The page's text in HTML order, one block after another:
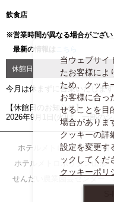
飲食店
※営業時間が異なる場合がござい
最新の情報は
休館日
今月は休まずに営業いたしま
【休館日のお知らせ】
2026年9月1日(火)は、一部の
ホテルメトロポリタン仙台
ホテルメトロポリタン山形
せんだい農業園芸センター
当ウェブサイ
たお客様によ
ため、クッキ
お客様に合っ
せることを目
場合がありま
クッキーの詳
設定を変更す
ックしてくだ
クッキーポリ